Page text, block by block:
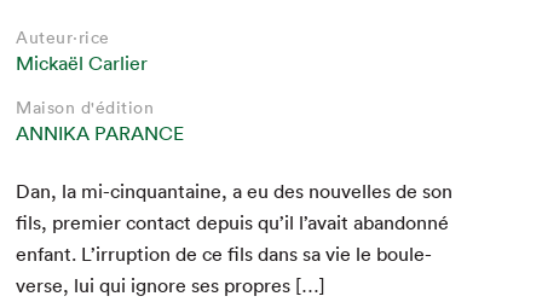
Que cherchez-vous?
Auteur·rice
Mickaël Carlier
Maison d'édition
ANNIKA PARANCE
Dan, la mi-cinquan­taine, a eu des nou­velles de son
fils, pre­mier con­tact depuis qu’il l’avait aban­don­né
enfant. L’irruption de ce fils dans sa vie le boule­
verse, lui qui ignore ses propres […]